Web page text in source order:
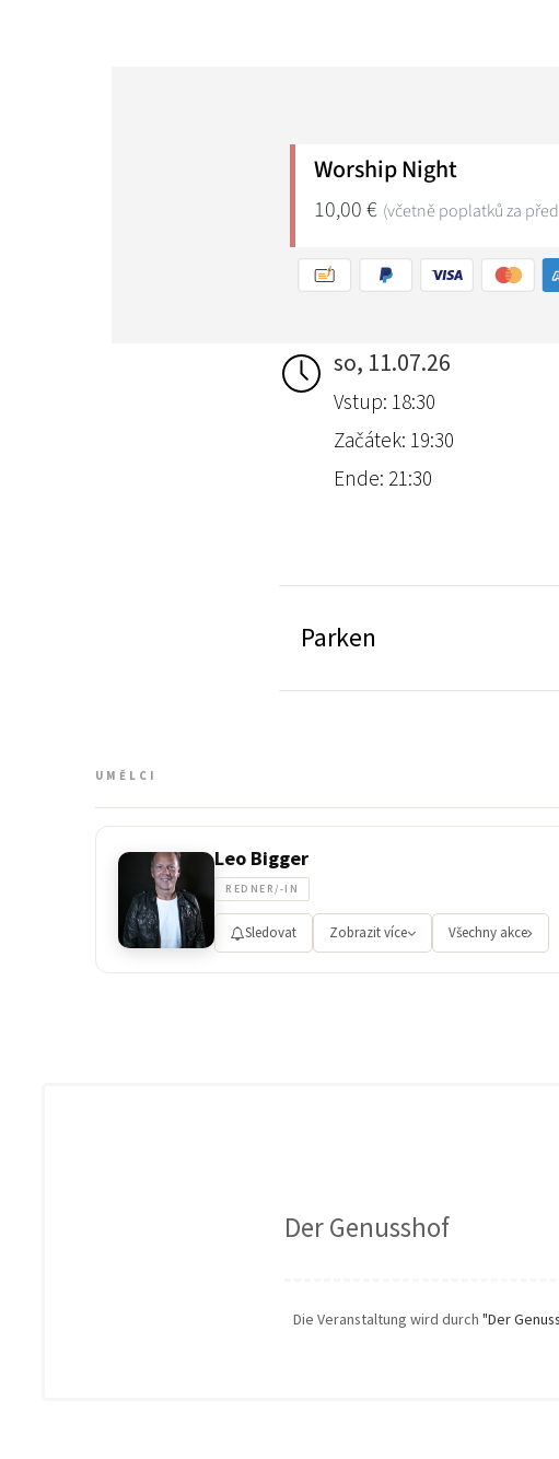
so, 11.07.26
Vstup: 18:30
Začátek: 19:30
Ende: 21:30
Parken
UMĚLCI
Leo Bigger
REDNER/-IN
Sledovat Zobrazit více Všechny akce
Der Genusshof
Die Veranstaltung wird durch"Der